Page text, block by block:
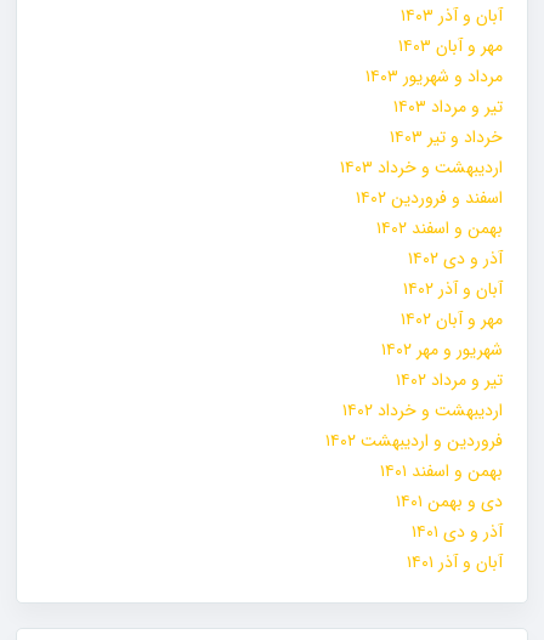
آبان و آذر ۱۴۰۳
مهر و آبان ۱۴۰۳
مرداد و شهریور ۱۴۰۳
تیر و مرداد ۱۴۰۳
خرداد و تیر ۱۴۰۳
اردیبهشت و خرداد ۱۴۰۳
اسفند و فروردین ۱۴۰۲
بهمن و اسفند ۱۴۰۲
آذر و دی ۱۴۰۲
آبان و آذر ۱۴۰۲
مهر و آبان ۱۴۰۲
شهریور و مهر ۱۴۰۲
تیر و مرداد ۱۴۰۲
اردیبهشت و خرداد ۱۴۰۲
فروردین و اردیبهشت ۱۴۰۲
بهمن و اسفند ۱۴۰۱
دی و بهمن ۱۴۰۱
آذر و دی ۱۴۰۱
آبان و آذر ۱۴۰۱